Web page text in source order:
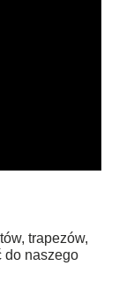
trapezów,
do naszego